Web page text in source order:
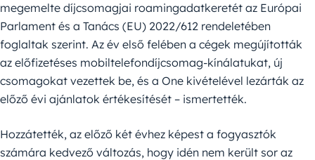
megemelte díjcsomagjai roamingadatkeretét az Európai
Parlament és a Tanács (EU) 2022/612 rendeletében
foglaltak szerint. Az év első felében a cégek megújították
az előfizetéses mobiltelefondíjcsomag-kínálatukat, új
csomagokat vezettek be, és a One kivételével lezárták az
előző évi ajánlatok értékesítését – ismertették.
Hozzátették, az előző két évhez képest a fogyasztók
számára kedvező változás, hogy idén nem került sor az